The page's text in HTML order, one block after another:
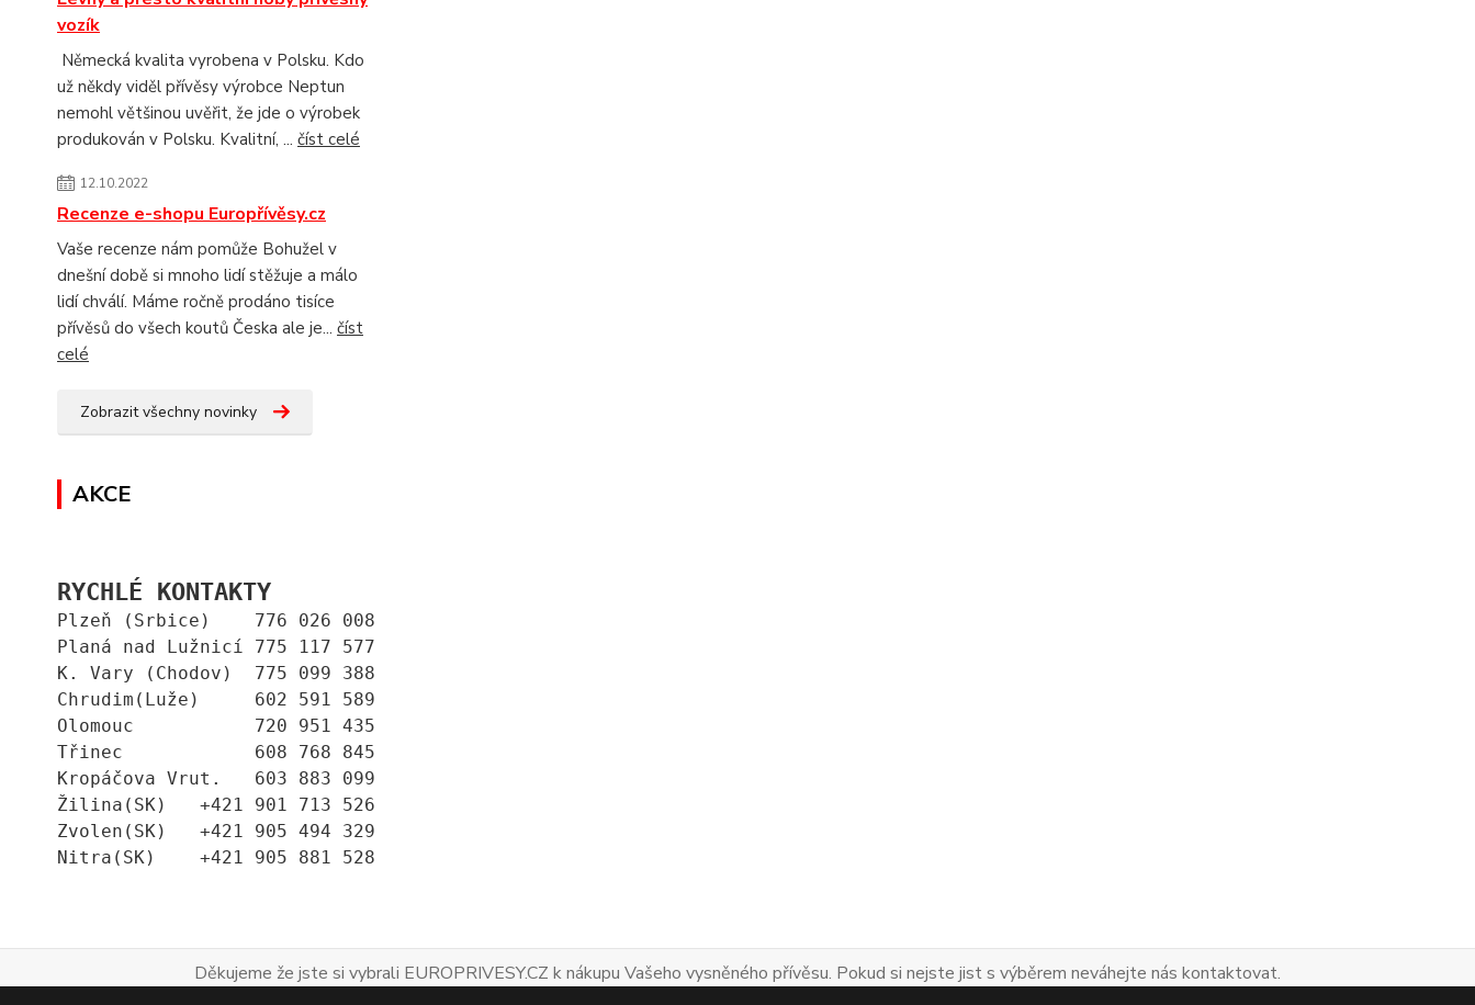
vozík
Německá kvalita vyrobena v Polsku. Kdo
už někdy viděl přívěsy výrobce Neptun
nemohl většinou uvěřit, že jde o výrobek
produkován v Polsku. Kvalitní, ... číst celé
12.10.2022
Recenze e-shopu Europřívěsy.cz
Vaše recenze nám pomůže Bohužel v
dnešní době si mnoho lidí stěžuje a málo
lidí chválí. Máme ročně prodáno tisíce
přívěsů do všech koutů Česka ale je... číst
celé
Zobrazit všechny novinky
AKCE
RYCHLÉ KONTAKTY
Plzeň (Srbice)    776 026 008
Planá nad Lužnicí 775 117 577
K. Vary (Chodov)  775 099 388
Chrudim(Luže)     602 591 589
Olomouc           720 951 435
Třinec            608 768 845
Kropáčova Vrut.   603 883 099
Žilina(SK)   +421 901 713 526
Zvolen(SK)   +421 905 494 329
Nitra(SK)    +421 905 881 528
Děkujeme že jste si vybrali EUROPRIVESY.CZ k nákupu Vašeho vysněného přívěsu. Pokud si nejste jist s výběrem neváhejte nás kontaktovat.